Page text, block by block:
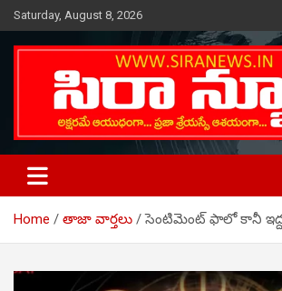
Skip
to
content
Saturday, August 8, 2026
SIRA NEWS
Telugu Online News Daily
Home తాజా వార్తలు సెంటిమెంట్ ఫాలో కానీ